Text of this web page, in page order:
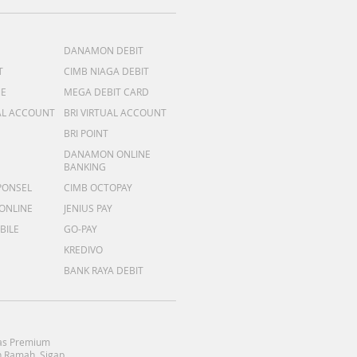
DANAMON DEBIT
CIMB NIAGA DEBIT
MEGA DEBIT CARD
ACCOUNT
BRI VIRTUAL ACCOUNT
BRI POINT
DANAMON ONLINE
BANKING
CIMB OCTOPAY
JENIUS PAY
GO-PAY
KREDIVO
BANK RAYA DEBIT
Premium